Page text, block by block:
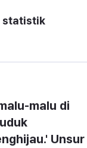
statistik
malu di
Unsur